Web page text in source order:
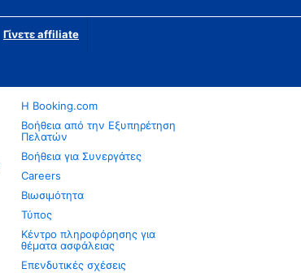
Γίνετε affiliate
Η Booking.com
Βοήθεια από την Εξυπηρέτηση
Πελατών
Βοήθεια για Συνεργάτες
Careers
Βιωσιμότητα
Τύπος
Κέντρο πληροφόρησης για
θέματα ασφάλειας
Επενδυτικές σχέσεις